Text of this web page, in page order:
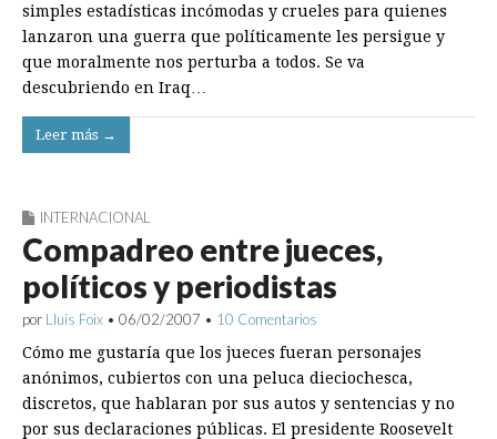
simples estadísticas incómodas y crueles para quienes
lanzaron una guerra que políticamente les persigue y
que moralmente nos perturba a todos. Se va
descubriendo en Iraq…
Leer más →
INTERNACIONAL
Compadreo entre jueces,
políticos y periodistas
por Lluís Foix • 06/02/2007 • 10 Comentarios
Cómo me gustaría que los jueces fueran personajes
anónimos, cubiertos con una peluca dieciochesca,
discretos, que hablaran por sus autos y sentencias y no
por sus declaraciones públicas. El presidente Roosevelt